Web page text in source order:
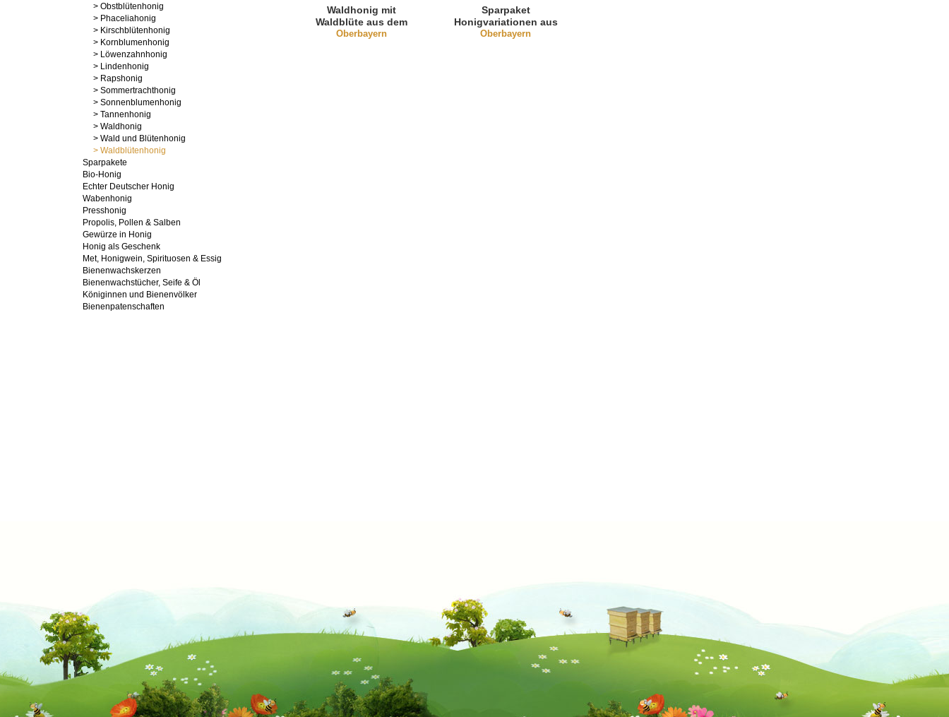
> Obstblütenhonig
> Phaceliahonig
> Kirschblütenhonig
> Kornblumenhonig
> Löwenzahnhonig
> Lindenhonig
> Rapshonig
> Sommertrachthonig
> Sonnenblumenhonig
> Tannenhonig
> Waldhonig
> Wald und Blütenhonig
> Waldblütenhonig
Sparpakete
Bio-Honig
Echter Deutscher Honig
Wabenhonig
Presshonig
Propolis, Pollen & Salben
Gewürze in Honig
Honig als Geschenk
Met, Honigwein, Spirituosen & Essig
Bienenwachskerzen
Bienenwachstücher, Seife & Öl
Königinnen und Bienenvölker
Bienenpatenschaften
Waldhonig mit
Waldblüte aus dem
Weilachtal
Oberbayern
Sparpaket
Honigvariationen aus
dem Weilachtal
Oberbayern